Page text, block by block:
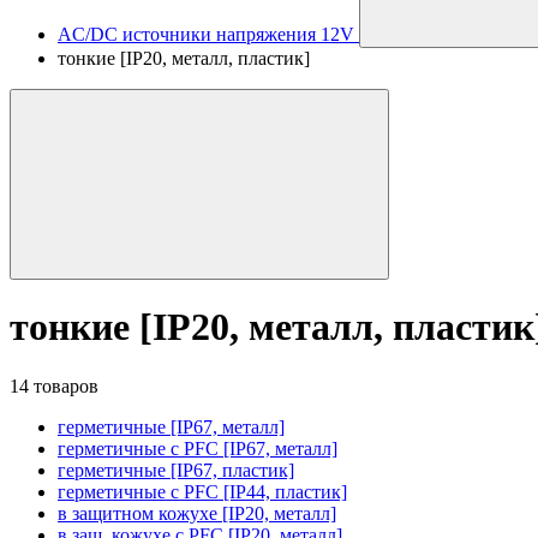
AC/DC источники напряжения 12V
тонкие [IP20, металл, пластик]
тонкие [IP20, металл,
14 товаров
герметичные [IP67, металл]
герметичные с PFC [IP67, металл]
герметичные [IP67, пластик]
герметичные с PFC [IP44, пластик]
в защитном кожухе [IP20, металл]